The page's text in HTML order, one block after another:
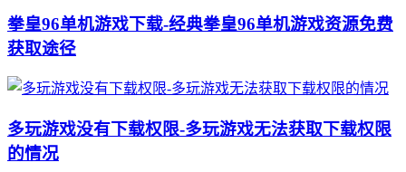
拳皇96单机游戏下载-经典拳皇96单机游戏资源免费
获取途径
多玩游戏没有下载权限-多玩游戏无法获取下载权限
的情况